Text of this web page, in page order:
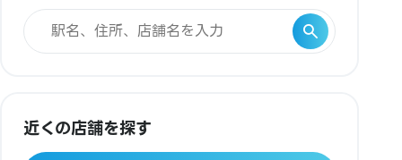
近くの店舗を探す